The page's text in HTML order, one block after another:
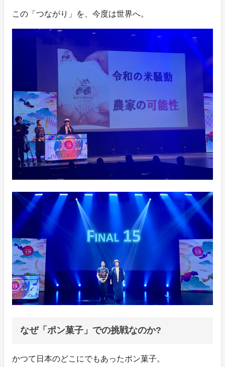
この「つながり」を、今度は世界へ。
なぜ「ポン菓子」での挑戦なのか?
かつて日本のどこにでもあったポン菓子。